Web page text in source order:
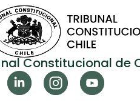
Constitucional de